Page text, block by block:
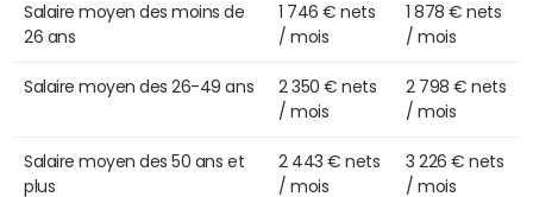
Salaire moyen des moins de
26 ans
1 746 € nets
/ mois
1 878 € nets
/ mois
Salaire moyen des 26-49 ans
2 350 € nets
/ mois
2 798 € nets
/ mois
Salaire moyen des 50 ans et
plus
2 443 € nets
/ mois
3 226 € nets
/ mois